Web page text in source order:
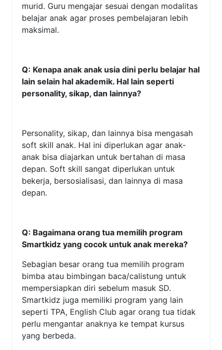
murid. Guru mengajar sesuai dengan modalitas
belajar anak agar proses pembelajaran lebih
maksimal.
Q: Kenapa anak anak usia dini perlu belajar hal
lain selain hal akademik. Hal lain seperti
personality, sikap, dan lainnya?
Personality, sikap, dan lainnya bisa mengasah
soft skill anak. Hal ini diperlukan agar anak-
anak bisa diajarkan untuk bertahan di masa
depan. Soft skill sangat diperlukan untuk
bekerja, bersosialisasi, dan lainnya di masa
depan.
Q: Bagaimana orang tua memilih program
Smartkidz yang cocok untuk anak mereka?
Sebagian besar orang tua memilih program
bimba atau bimbingan baca/calistung untuk
mempersiapkan diri sebelum masuk SD.
Smartkidz juga memiliki program yang lain
seperti TPA, English Club agar orang tua tidak
perlu mengantar anaknya ke tempat kursus
yang berbeda.